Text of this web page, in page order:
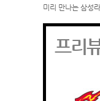
미리 만나는 삼성
프리